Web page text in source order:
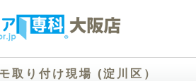
取り付け現場 (淀川区）